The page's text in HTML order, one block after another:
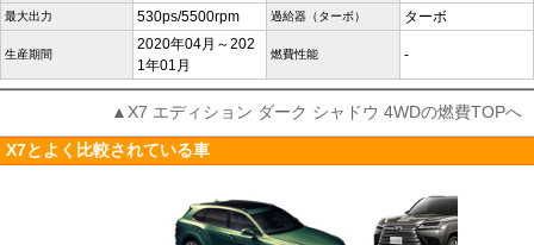
最大出力 530ps/5500rpm 過給器（ターボ） ターボ
生産期間
2020年04月～202
1年01月
燃費性能 -
▲X7 エディション ダーク シャドウ 4WDの燃費TOPへ
X7とよく比較されている車